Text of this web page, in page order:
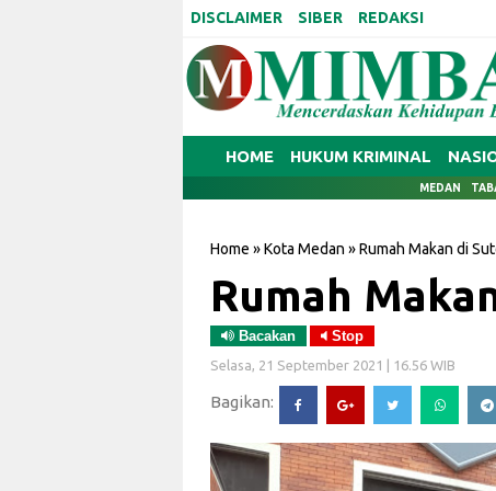
DISCLAIMER SIBER REDAKSI
HOME HUKUM KRIMINAL
MEDAN
Home »Kota Medan »Rumah Makan di
Rumah
Bacakan Stop
Selasa, 21 September 2021 | 16.56 WIB
Bagikan: